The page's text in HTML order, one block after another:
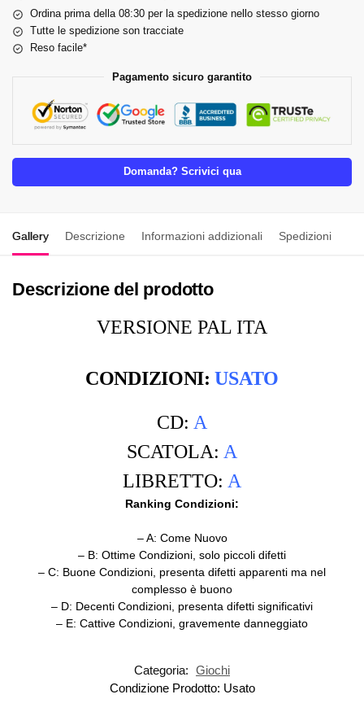
Ordina prima della 08:30 per la spedizione nello stesso giorno
Tutte le spedizione son tracciate
Reso facile*
Pagamento sicuro garantito
Domanda? Scrivici qua
Gallery Descrizione Informazioni addizionali Spedizioni
Descrizione del prodotto
VERSIONE PAL ITA
CONDIZIONI:USATO
CD: A
SCATOLA: A
LIBRETTO: A
Ranking Condizioni:
– A: Come Nuovo
– B: Ottime Condizioni, solo piccoli difetti
– C: Buone Condizioni, presenta difetti apparenti ma nel
complesso è buono
– D: Decenti Condizioni, presenta difetti significativi
– E: Cattive Condizioni, gravemente danneggiato
Categoria: Giochi
Condizione Prodotto: Usato